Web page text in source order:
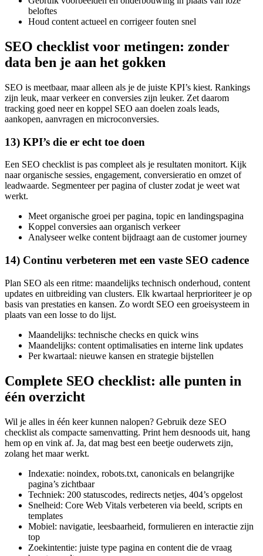
beloftes
Houd content actueel en corrigeer fouten snel
SEO checklist voor metingen: zonder
data ben je aan het gokken
SEO is meetbaar, maar alleen als je de juiste KPI’s kiest. Rankings
zijn leuk, maar verkeer en conversies zijn leuker. Zet daarom
tracking goed neer en koppel SEO aan doelen zoals leads,
aankopen, aanvragen en microconversies.
13) KPI’s die er echt toe doen
Een SEO checklist is pas compleet als je resultaten monitort. Kijk
naar organische sessies, engagement, conversieratio en omzet of
leadwaarde. Segmenteer per pagina of cluster zodat je weet wat
werkt.
Meet organische groei per pagina, topic en landingspagina
Koppel conversies aan organisch verkeer
Analyseer welke content bijdraagt aan de customer journey
14) Continu verbeteren met een vaste SEO cadence
Plan SEO als een ritme: maandelijks technisch onderhoud, content
updates en uitbreiding van clusters. Elk kwartaal herprioriteer je op
basis van prestaties en kansen. Zo wordt SEO een groeisysteem in
plaats van een losse to do lijst.
Maandelijks: technische checks en quick wins
Maandelijks: content optimalisaties en interne link updates
Per kwartaal: nieuwe kansen en strategie bijstellen
Complete SEO checklist: alle punten in
één overzicht
Wil je alles in één keer kunnen nalopen? Gebruik deze SEO
checklist als compacte samenvatting. Print hem desnoods uit, hang
hem op en vink af. Ja, dat mag best een beetje ouderwets zijn,
zolang het maar werkt.
Indexatie: noindex, robots.txt, canonicals en belangrijke
pagina’s zichtbaar
Techniek: 200 statuscodes, redirects netjes, 404’s opgelost
Snelheid: Core Web Vitals verbeteren via beeld, scripts en
templates
Mobiel: navigatie, leesbaarheid, formulieren en interactie zijn
top
Zoekintentie: juiste type pagina en content die de vraag